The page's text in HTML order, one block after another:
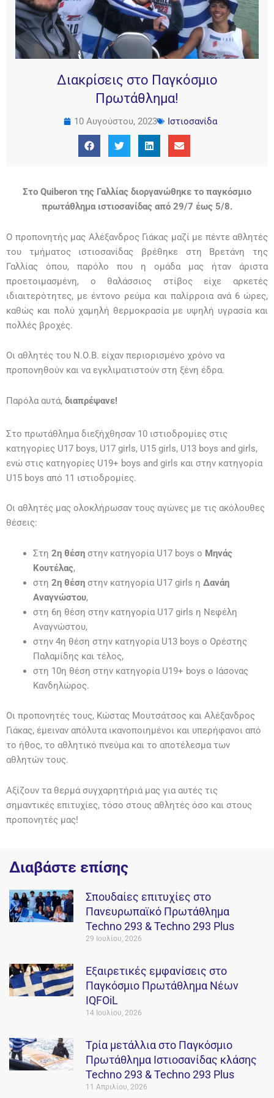
Διακρίσεις στο Παγκόσμιο
Πρωτάθλημα!
10 Αυγούστου, 2023 Ιστιοσανίδα
Στο Quiberon της Γαλλίας διοργανώθηκε το παγκόσμιο
πρωτάθλημα ιστιοσανίδας από 29/7 έως 5/8.
Ο προπονητής μας Αλέξανδρος Γιάκας μαζί με πέντε αθλητές
του τμήματος ιστιοσανίδας βρέθηκε στη Βρετάνη της
Γαλλίας όπου, παρόλο που η ομάδα μας ήταν άριστα
προετοιμασμένη, ο θαλάσσιος στίβος είχε αρκετές
ιδιαιτερότητες, με έντονο ρεύμα και παλίρροια ανά 6 ώρες,
καθώς και πολύ χαμηλή θερμοκρασία με υψηλή υγρασία και
πολλές βροχές.
Οι αθλητές του Ν.Ο.Β. είχαν περιορισμένο χρόνο να
προπονηθούν και να εγκλιματιστούν στη ξένη έδρα.
Παρόλα αυτά, διαπρέψανε!
Στο πρωτάθλημα διεξήχθησαν 10 ιστιοδρομίες στις
κατηγορίες U17 boys, U17 girls, U15 girls, U13 boys and girls,
ενώ στις κατηγορίες U19+ boys and girls και στην κατηγορία
U15 boys από 11 ιστιοδρομίες.
Οι αθλητές μας ολοκλήρωσαν τους αγώνες με τις ακόλουθες
θέσεις:
Στη 2η θέσηστην κατηγορία U17 boys ο Μηνάς
Κουτέλας,
στη 2η θέσηστην κατηγορία U17 girls η Δανάη
Αναγνώστου,
στη 6η θέση στην κατηγορία U17 girls η Νεφέλη
Αναγνώστου,
στην 4η θέση στην κατηγορία U13 boys ο Ορέστης
Παλαμίδης και τέλος,
στη 10η θέση στην κατηγορία U19+ boys ο Ιάσονας
Κανδηλώρος.
Οι προπονητές τους, Κώστας Μουτσάτσος και Αλέξανδρος
Γιάκας, έμειναν απόλυτα ικανοποιημένοι και υπερήφανοι από
το ήθος, το αθλητικό πνεύμα και το αποτέλεσμα των
αθλητών τους.
Αξίζουν τα θερμά συγχαρητήριά μας για αυτές τις
σημαντικές επιτυχίες, τόσο στους αθλητές όσο και στους
προπονητές μας!
Διαβάστε επίσης
Σπουδαίες επιτυχίες στο
Πανευρωπαϊκό Πρωτάθλημα
Techno 293 & Techno 293 Plus
29 Ιουλίου, 2026
Εξαιρετικές εμφανίσεις στο
Παγκόσμιο Πρωτάθλημα Νέων
IQFOiL
14 Ιουλίου, 2026
Τρία μετάλλια στο Παγκόσμιο
Πρωτάθλημα Ιστιοσανίδας κλάσης
Techno 293 & Techno 293 Plus
11 Απριλίου, 2026